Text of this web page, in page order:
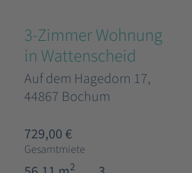
3-Zimmer Wohnung
in Wattenscheid
Auf dem Hagedorn 17,
44867 Bochum
729,00 €
Gesamtmiete
2